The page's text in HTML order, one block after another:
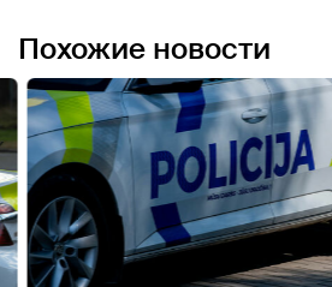
Похожие новости